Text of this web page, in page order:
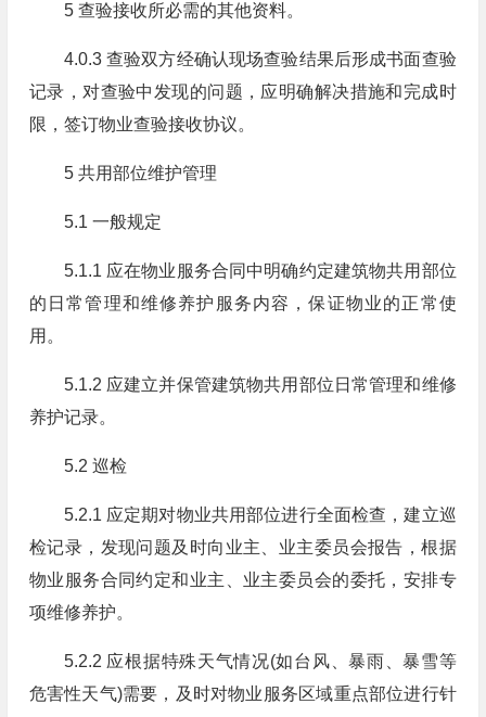
5 查验接收所必需的其他资料。
4.0.3 查验双方经确认现场查验结果后形成书面查验
记录，对查验中发现的问题，应明确解决措施和完成时
限，签订物业查验接收协议。
5 共用部位维护管理
5.1 一般规定
5.1.1 应在物业服务合同中明确约定建筑物共用部位
的日常管理和维修养护服务内容，保证物业的正常使
用。
5.1.2 应建立并保管建筑物共用部位日常管理和维修
养护记录。
5.2 巡检
5.2.1 应定期对物业共用部位进行全面检查，建立巡
检记录，发现问题及时向业主、业主委员会报告，根据
物业服务合同约定和业主、业主委员会的委托，安排专
项维修养护。
5.2.2 应根据特殊天气情况(如台风、暴雨、暴雪等
危害性天气)需要，及时对物业服务区域重点部位进行针